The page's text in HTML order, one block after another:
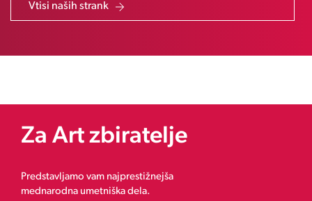
Vtisi naših strank
Za Art zbiratelje
Predstavljamo vam najprestižnejša
mednarodna umetniška dela.